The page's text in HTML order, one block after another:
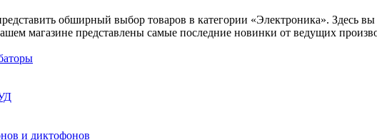
обширный выбор товаров в категории «Электроника». Здесь
магазине представлены самые последние новинки от ведущих
и диктофонов